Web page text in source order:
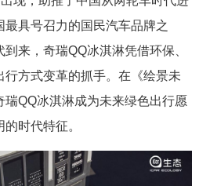
最具号召力的国民汽车品牌之
来，奇瑞QQ冰淇淋凭借环保、
方式变革的抓手。在《绘景未
QQ冰淇淋成为未来绿色出行愿
时代特征。